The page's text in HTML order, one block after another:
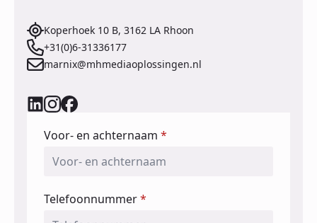
Koperhoek 10 B, 3162 LA Rhoon
+31(0)6-31336177
marnix@mhmediaoplossingen.nl
Voor- en achternaam *
Telefoonnummer*